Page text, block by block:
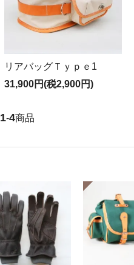
リアバッグＴｙｐｅ1
31,900円(税2,900円)
1-4商品